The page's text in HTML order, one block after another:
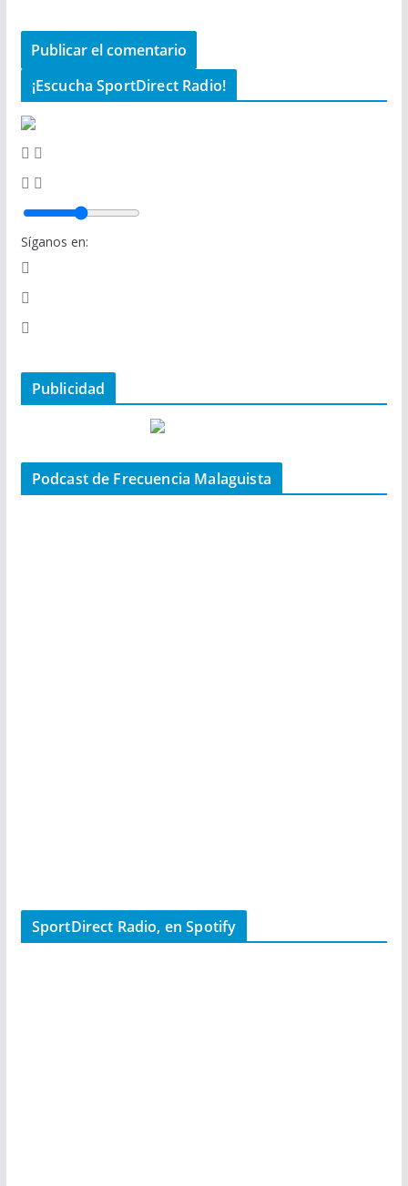
¡Escucha SportDirect Radio!
Síganos en:
Publicidad
Podcast de Frecuencia Malaguista
SportDirect Radio, en Spotify